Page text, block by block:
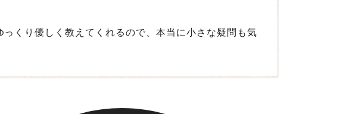
くり優しく教えてくれるので、本当に小さな疑問も気